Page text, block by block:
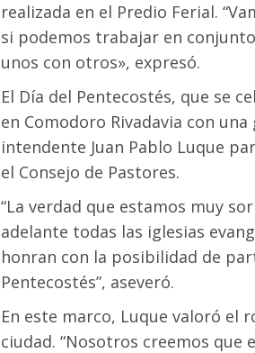
realizada en el Predio Ferial.
si podemos trabajar en
unos con otros», expresó.
El Día del Pentecostés, que se
en Comodoro Rivadavia con
intendente Juan Pablo Luque
el Consejo de Pastores.
“La verdad que estamos muy
adelante todas las iglesias
honran con la posibilidad de
Pentecostés”, aseveró.
En este marco, Luque valoró el
ciudad. “Nosotros creemos